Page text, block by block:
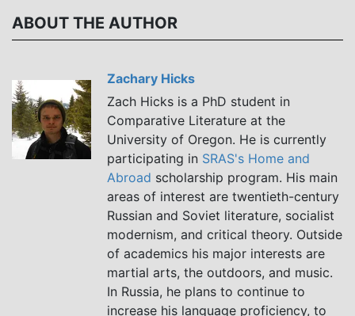
ABOUT THE AUTHOR
Zachary Hicks
Zach Hicks is a PhD student in
Comparative Literature at the
University of Oregon. He is currently
participating in SRAS's Home and
Abroad scholarship program. His main
areas of interest are twentieth-century
Russian and Soviet literature, socialist
modernism, and critical theory. Outside
of academics his major interests are
martial arts, the outdoors, and music.
In Russia, he plans to continue to
increase his language proficiency, to